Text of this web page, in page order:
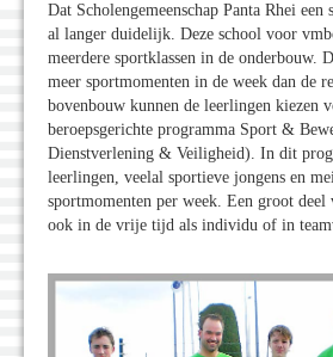
Dat Scholengemeenschap Panta Rhei
al langer duidelijk. Deze school voor
meerdere sportklassen in de onderbouw.
meer sportmomenten in de week dan de
bovenbouw kunnen de leerlingen kiezen
beroepsgerichte programma Sport &
Dienstverlening & Veiligheid). In dit
leerlingen, veelal sportieve jongens en
sportmomenten per week. Een groot deel
ook in de vrije tijd als individu of in